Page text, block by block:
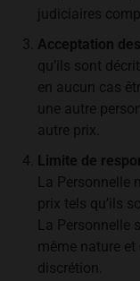
judiciaires
Acceptation
qu’ils sont
en aucun cas
une autre
autre prix.
Limite de
La Personnelle
prix tels qu’ils
La Personnelle
même nature
discrétion.